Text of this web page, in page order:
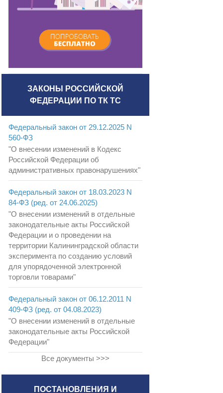
ЗАКОНЫ РОССИЙСКОЙ
ФЕДЕРАЦИИ ПО ТК ТС
Федеральный закон от 29.12.2025 N
560-ФЗ
"О внесении изменений в Кодекс
Российской Федерации об
административных правонарушениях"
Федеральный закон от 18.03.2023 N
84-ФЗ (ред. от 24.06.2025)
"О внесении изменений в отдельные
законодательные акты Российской
Федерации и о проведении на
территории Калининградской области
эксперимента по созданию условий
для упорядоченной электронной
торговли товарами"
Федеральный закон от 06.12.2011 N
409-ФЗ (ред. от 04.08.2023)
"О внесении изменений в отдельные
законодательные акты Российской
Федерации"
Все документы >>>
ПОСТАНОВЛЕНИЯ И